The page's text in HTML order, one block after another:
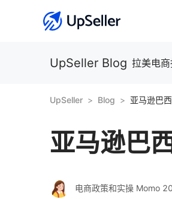
UpSeller Blog 拉美电
UpSeller Blog 亚马逊巴
亚马逊巴
电商政策和实操 Momo